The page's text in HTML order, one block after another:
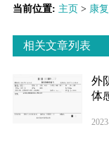
当前位置: 主页> 康
相关文章列表
外
体